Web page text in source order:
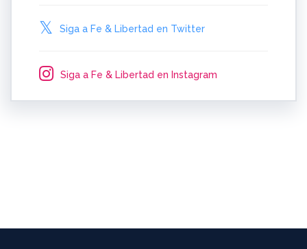
Siga a Fe & Libertad en Twitter
Siga a Fe & Libertad en Instagram